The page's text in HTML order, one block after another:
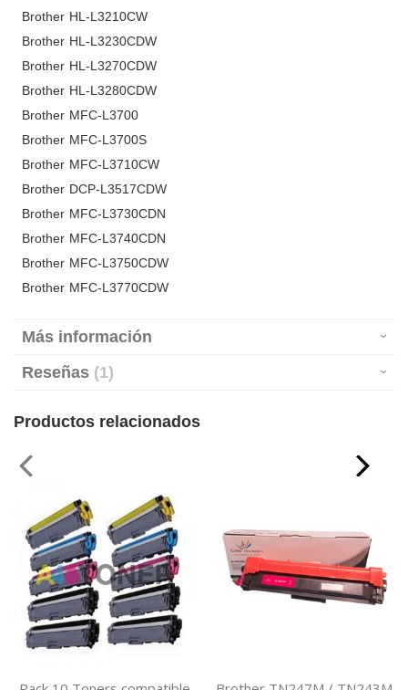
Brother HL-L3210CW
Brother HL-L3230CDW
Brother HL-L3270CDW
Brother HL-L3280CDW
Brother MFC-L3700
Brother MFC-L3700S
Brother MFC-L3710CW
Brother DCP-L3517CDW
Brother MFC-L3730CDN
Brother MFC-L3740CDN
Brother MFC-L3750CDW
Brother MFC-L3770CDW
Más información
Reseñas 1
Productos relacionados